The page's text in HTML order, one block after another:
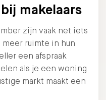
makelaars
zijn vaak net iets
meer ruimte in hun
een afspraak
als je een woning
markt maakt een